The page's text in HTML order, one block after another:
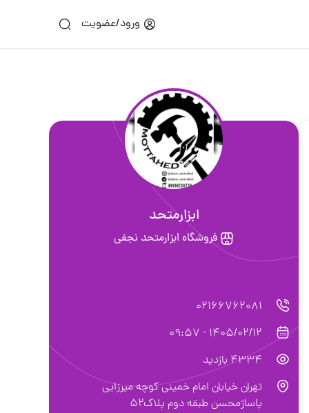
ورود/عضویت
ابزارمتحد
فروشگاه ابزارمتحد نجفی
02166762081
1405/02/12 - 09:57
4334 بازدید
تهران خیابان امام خمینی کوچه میرزایی
پاساژمحسن طبقه دوم پلاک۵۲